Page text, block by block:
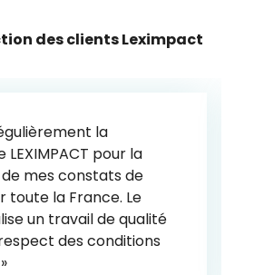
des clients Leximpact
la
pour la
mes constats de
toute la France. Le
un travail de qualité
des conditions